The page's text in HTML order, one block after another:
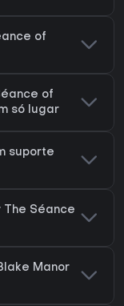
of
of
só lugar
suporte
The Séance
Manor